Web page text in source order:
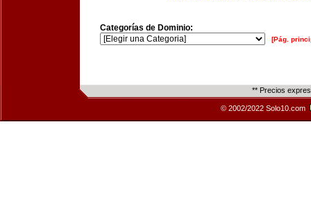
Categorías de Dominio:
[Pág.
** Precios
© 2002/2022 Solo10.com